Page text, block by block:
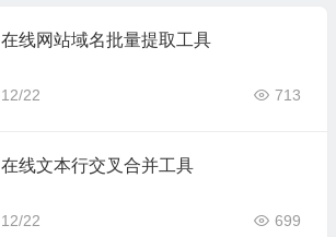
在线网站域名批量提取工具
12/22 713
在线文本行交叉合并工具
12/22 699